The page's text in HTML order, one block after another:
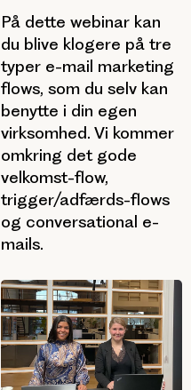
På dette webinar kan
du blive klogere på tre
typer e-mail marketing
flows, som du selv kan
benytte i din egen
virksomhed. Vi kommer
omkring det gode
velkomst-flow,
trigger/adfærds-flows
og conversational e-
mails.